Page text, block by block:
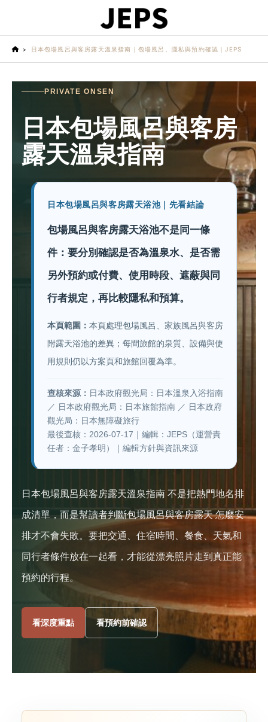
日本包場風呂與客房露天溫泉指南｜包場風呂、隱私與預約確認｜JEPS
PRIVATE ONSEN
日本包場風呂與客房
露天溫泉指南
日本包場風呂與客房露天浴池｜先看結論
包場風呂與客房露天浴池不是同一條
件：要分別確認是否為溫泉水、是否需
另外預約或付費、使用時段、遮蔽與同
行者規定，再比較隱私和預算。
本頁範圍： 本頁處理包場風呂、家族風呂與客房
附露天浴池的差異；每間旅館的泉質、設備與使
用規則仍以方案頁和旅館回覆為準。
查核來源： 日本政府觀光局：日本溫泉入浴指南
／ 日本政府觀光局：日本旅館指南 ／ 日本政府
觀光局：日本無障礙旅行
最後查核：2026-07-17｜編輯：JEPS（運營責
任者：金子孝明）｜ 編輯方針與資訊來源
日本包場風呂與客房露天溫泉指南 不是把熱門地名排
成清單，而是幫讀者判斷包場風呂與客房露天 怎麼安
排才不會失敗。要把交通、住宿時間、餐食、天氣和
同行者條件放在一起看，才能從漂亮照片走到真正能
預約的行程。
看深度重點 看預約前確認